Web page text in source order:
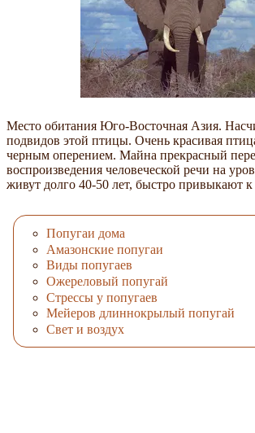
Место обитания Юго-Восточная Азия.
подвидов этой птицы. Очень красивая
черным оперением. Майна прекрасный
воспроизведения человеческой речи на
живут долго 40-50 лет, быстро привыкают к
Попугаи дома
Амазонские попугаи
Виды попугаев
Ожереловый попугай
Стрессы у попугаев
Мейеров длиннокрылый попугай
Свет и воздух